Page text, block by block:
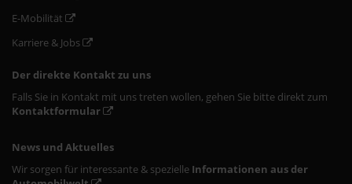
E-Mobilität
Karriere & Jobs
Der direkte Kontakt zu uns
Falls Sie in Kontakt mit uns treten wollen, gehen Sie bitte direkt zum
Kontaktformular
News und Aktuelles
Wir sorgen für interessante & spezielle Informationen aus der